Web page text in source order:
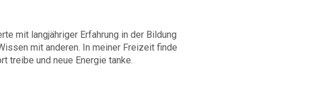
mit langjähriger Erfahrung in der Bildung
mit anderen. In meiner Freizeit finde
treibe und neue Energie tanke.